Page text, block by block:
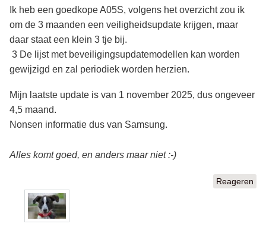
Ik heb een goedkope A05S, volgens het overzicht zou ik
om de 3 maanden een veiligheidsupdate krijgen, maar
daar staat een klein 3 tje bij.
3 De lijst met beveiligingsupdatemodellen kan worden
gewijzigd en zal periodiek worden herzien.
Mijn laatste update is van 1 november 2025, dus ongeveer
4,5 maand.
Nonsen informatie dus van Samsung.
Alles komt goed, en anders maar niet :-)
Reageren